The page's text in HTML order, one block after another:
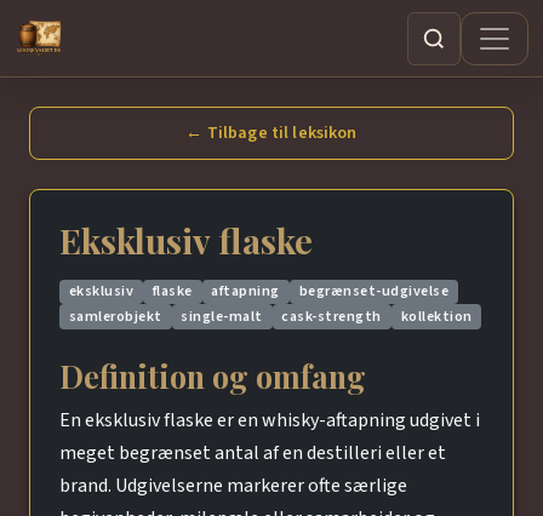
Søg
← Tilbage til leksikon
Eksklusiv flaske
eksklusiv flaske aftapning
begrænset-udgivelse
samlerobjekt
single-malt cask-strength kollektion
Definition og omfang
En eksklusiv flaske er en whisky-aftapning udgivet i
meget begrænset antal af en destilleri eller et
brand. Udgivelserne markerer ofte særlige